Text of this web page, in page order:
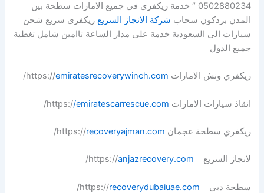
0502880234 “ خدمة ريكفري في جميع الامارات سطحة بين
المدن بردكون سحاب شركة الانجاز السريع ريكفري سريع شحن
سيارات الى السعودية خدمة على مدار الساعة تاامين شامل تغطية
جميع الدول
ريكفري ونش الامارات https:// emiratesrecoverywinch.com
/
انقاذ سيارات الامارات https:/ /emiratescarrescue.com
/
ريكفري سطحة عجمان https:// recoveryajman.com
/
لانجاز السريع https:// anjazrecovery.com
/
سطحة دبي https:// recoverydubaiuae.com
/